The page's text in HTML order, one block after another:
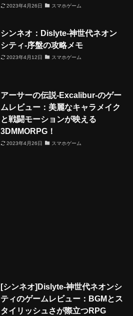
2023年4月26日 スマホゲーム
シンネオ：Dislyte-神世代ネオン
シティ-序盤の攻略メモ
2023年4月12日 スマホゲーム
アーサーの伝説-Excalibur-のゲー
ムレビュー：美麗なキャラメイク
と戦闘モーションが映える
3DMMORPG！
2023年4月26日 スマホゲーム
[シンネオ]Dislyte-神世代ネオンシ
ティのゲームレビュー：BGMとス
タイリッシュさが際立つRPG